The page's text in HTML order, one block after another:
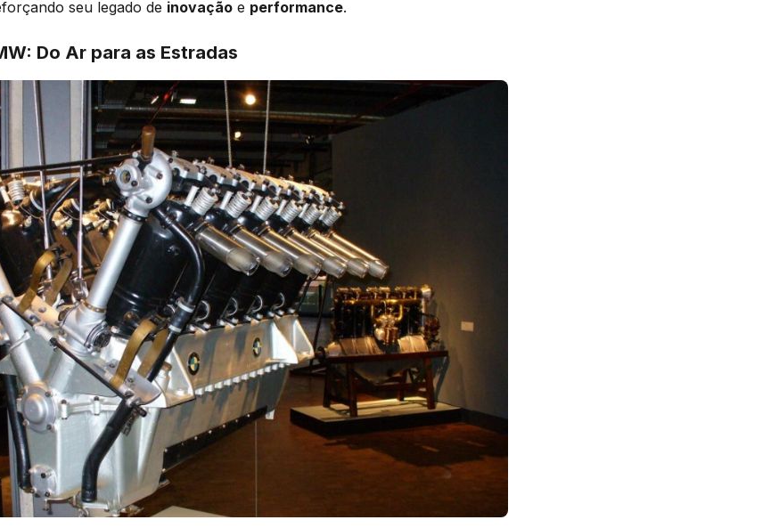
seu legado de inovação e performance.
Do Ar para as Estradas